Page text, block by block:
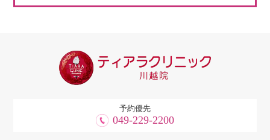
予約優先
049-229-2200